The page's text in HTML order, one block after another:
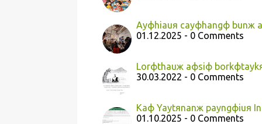
Ayфhiauя cayфhangф bunж
01.12.2025 - 0 Comments
Lorфthauж aфsiф
30.03.2022 - 0 Comments
Kaф Yaytяnanж payngфiuя
01.10.2025 - 0 Comments